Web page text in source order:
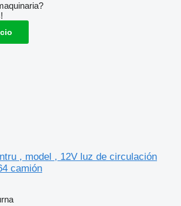
, model , 12V luz de circulación
camión